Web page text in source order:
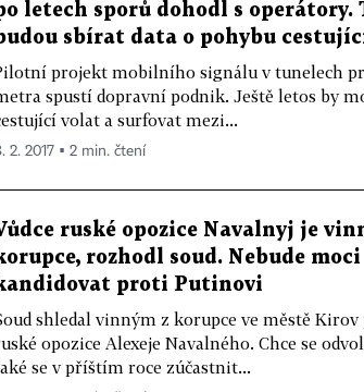
letech sporů dohodl s operátory.
budou sbírat data o pohybu
projekt mobilního signálu v tunelech
spustí dopravní podnik. Ještě letos by
volat a surfovat mezi...
2. 2017 ▪ 2 min. čtení
ruské opozice Navalnyj je
rozhodl soud. Nebude moci
proti Putinovi
shledal vinným z korupce ve městě Kirov
opozice Alexeje Navalného. Chce se
se v příštím roce zúčastnit...